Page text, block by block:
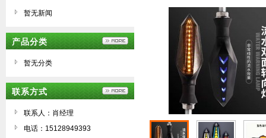
暂无新闻
产品分类
暂无分类
联系方式
联系人：肖经理
电话：15128949393